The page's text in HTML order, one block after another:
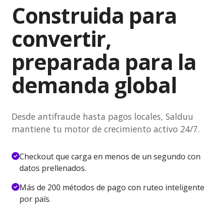
Construida para
convertir,
preparada para la
demanda global
Desde antifraude hasta pagos locales, Salduu
mantiene tu motor de crecimiento activo 24/7.
Checkout que carga en menos de un segundo con
datos prellenados.
Más de 200 métodos de pago con ruteo inteligente
por país.